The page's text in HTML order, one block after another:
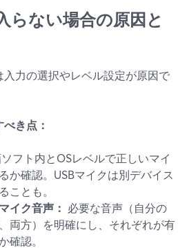
らない場合の原因と
力の選択やレベル設定が原因で
き点：
フト内とOSレベルで正しいマイ
か確認。USBマイクは別デバイス
ことも。
イク音声： 必要な音声（自分の
両方）を明確にし、それぞれが有
確認。